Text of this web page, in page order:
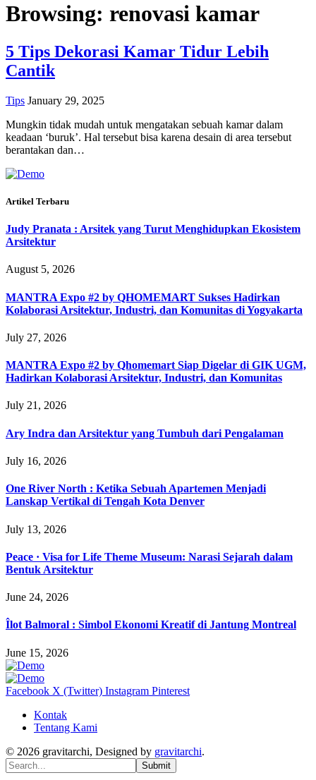
Browsing: renovasi kamar
5 Tips Dekorasi Kamar Tidur Lebih
Cantik
Tips January 29, 2025
Mungkin tidak mudah untuk mengatakan sebuah kamar dalam
keadaan ‘buruk’. Hal tersebut bisa karena desain di area tersebut
berantakan dan…
Artikel Terbaru
Judy Pranata : Arsitek yang Turut Menghidupkan Ekosistem
Arsitektur
August 5, 2026
MANTRA Expo #2 by QHOMEMART Sukses Hadirkan
Kolaborasi Arsitektur, Industri, dan Komunitas di Yogyakarta
July 27, 2026
MANTRA Expo #2 by Qhomemart Siap Digelar di GIK UGM,
Hadirkan Kolaborasi Arsitektur, Industri, dan Komunitas
July 21, 2026
Ary Indra dan Arsitektur yang Tumbuh dari Pengalaman
July 16, 2026
One River North : Ketika Sebuah Apartemen Menjadi
Lanskap Vertikal di Tengah Kota Denver
July 13, 2026
Peace · Visa for Life Theme Museum: Narasi Sejarah dalam
Bentuk Arsitektur
June 24, 2026
Îlot Balmoral : Simbol Ekonomi Kreatif di Jantung Montreal
June 15, 2026
Facebook X (Twitter) Instagram Pinterest
Kontak
Tentang Kami
© 2026 gravitarchi, Designed by gravitarchi.
Submit